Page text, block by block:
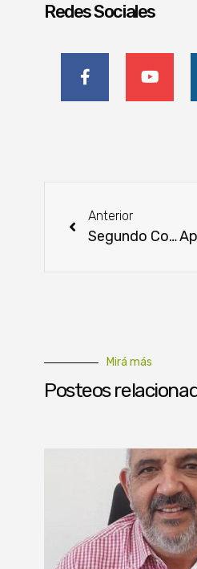
Redes Sociales
Anterior
Segundo Conversatorio de DSM en la Expo Canindeyú
Mirá más
Posteos